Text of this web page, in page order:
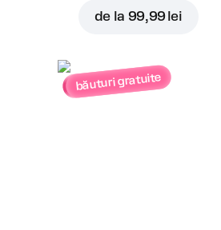
de la 99,99 lei
băuturi gratuite